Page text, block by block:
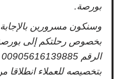
بورصة.
وسنكون مسرورين
بخصوص رحلتكم إلى
بتخصيصه للعملاء